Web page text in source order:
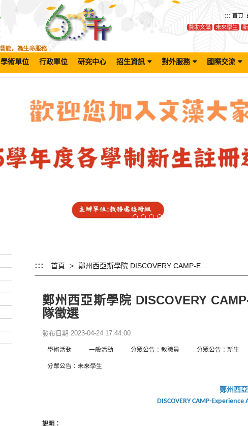
::: 首頁
贊助文藻
未來學生
學術單位 行政單位 研究中心 招生資訊 對外服務 國際交流
::: 首頁
鄭州西亞斯學院 DISCOVERY
隊徵選
發布日期 2023-04-24 17:44:00
學術活動 一般活動 分眾公告：教職員 分眾公告：新生
分眾公告：未來學生
鄭州西
DISCOVERY CAMP-Experience
說明：